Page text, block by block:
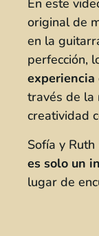
En este
original de
en la
perfección,
través de la
creatividad
Sofía y
es solo un
lugar de